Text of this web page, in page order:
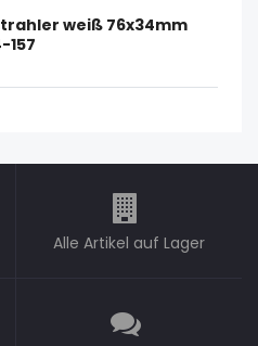
weiß 76x34mm
157
Alle Artikel auf Lager